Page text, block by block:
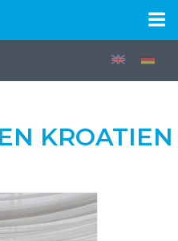
KROATIEN